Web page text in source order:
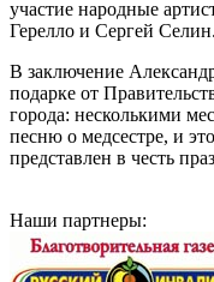
участие народные
Герелло и Сергей Селин.
В заключение
подарке от
города: несколькими
песню о медсестре, и
представлен в честь
Наши партнеры: